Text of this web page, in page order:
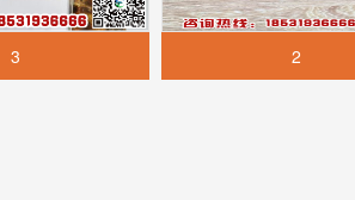
3 2